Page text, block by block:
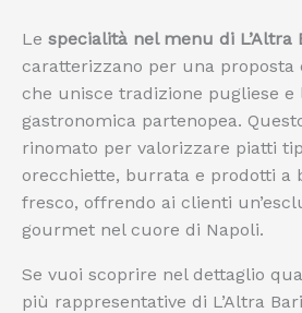
Le specialità nel menu di L’Altra
caratterizzano per una
che unisce tradizione pugliese
gastronomica partenopea.
rinomato per valorizzare piatti
orecchiette, burrata e prodotti a
fresco, offrendo ai clienti
gourmet nel cuore di Napoli.
Se vuoi scoprire nel dettaglio
più rappresentative di L’Altra